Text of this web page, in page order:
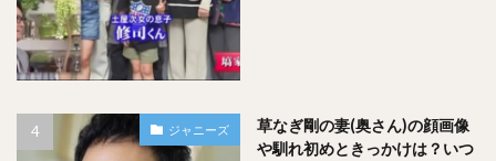
ジャニーズ
草なぎ剛の妻(奥さん)の顔画像
や馴れ初めときっかけは？いつ